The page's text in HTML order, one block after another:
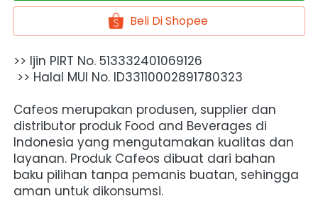
` Beli Di Shopee
>> Ijin PIRT No. 513332401069126
>> Halal MUI No. ID33110002891780323
Cafeos merupakan produsen, supplier dan
distributor produk Food and Beverages di
Indonesia yang mengutamakan kualitas dan
layanan. Produk Cafeos dibuat dari bahan
baku pilihan tanpa pemanis buatan, sehingga
aman untuk dikonsumsi.